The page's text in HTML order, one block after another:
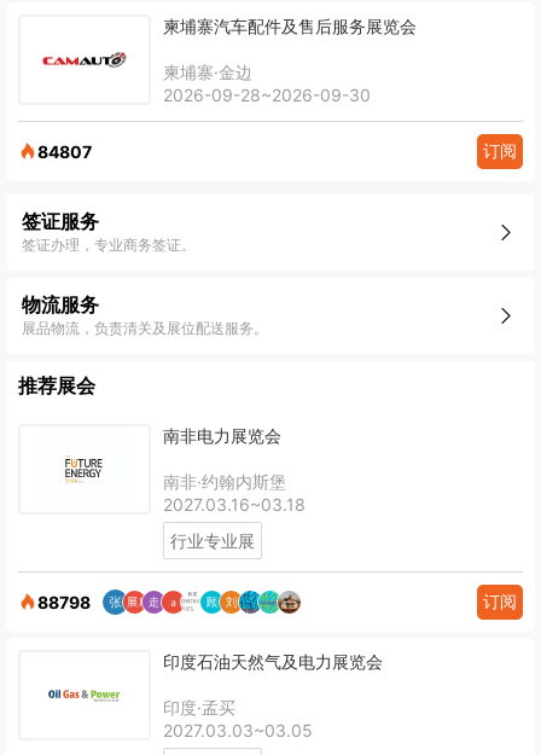
柬埔寨汽车配件及售后服务展览会
柬埔寨·金边
2026-09-28~2026-09-30
84807 订阅
签证服务
签证办理，专业商务签证。
物流服务
展品物流，负责清关及展位配送服务。
推荐展会
南非电力展览会
南非·约翰内斯堡
2027.03.16~03.18
行业专业展
88798 订阅
印度石油天然气及电力展览会
印度·孟买
2027.03.03~03.05